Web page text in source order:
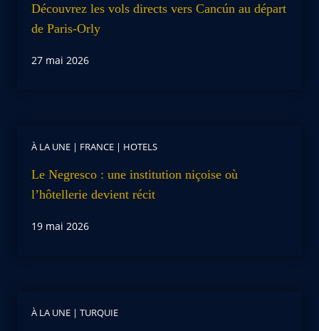
Découvrez les vols directs vers Cancún au départ
de Paris-Orly
27 mai 2026
À LA UNE | FRANCE | HOTELS
Le Negresco : une institution niçoise où
l’hôtellerie devient récit
19 mai 2026
À LA UNE | TURQUIE